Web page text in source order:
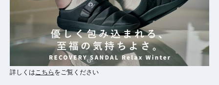
詳しくは こちら をご覧ください